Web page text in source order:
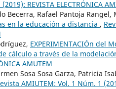
REVISTA ELECTRÓNICA
Becerra, Rafael Pantoja Rangel,
en la educación a distancia ,
EXPERIMENTACIÓn del
cálculo a través de la
AMUTEM
Sosa Sosa Garza, Patricia
AMIUTEM: Vol. 1 Núm. 1